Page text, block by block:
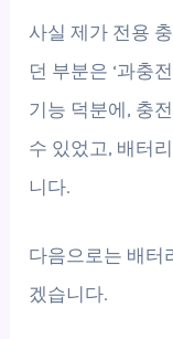
사실 제가 전용
던 부분은 ‘과충
기능 덕분에, 충
수 있었고, 배터
니다.
다음으로는 배터
겠습니다.